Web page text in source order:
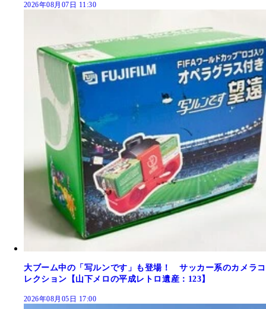
2026年08月07日 11:30
大ブーム中の「写ルンです」も登場！ サッカー系のカメラコ
レクション【山下メロの平成レトロ遺産：123】
2026年08月05日 17:00